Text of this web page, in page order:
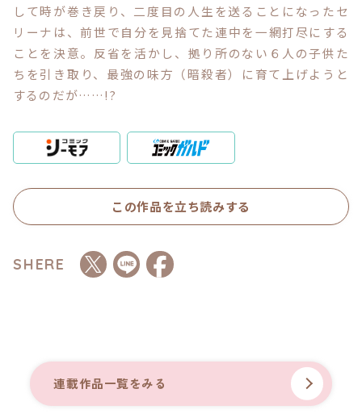
閉じる
して時が巻き戻り、二度目の人生を送ることになったセ
リーナは、前世で自分を見捨てた連中を一網打尽にする
ことを決意。反省を活かし、拠り所のない６人の子供た
ちを引き取り、最強の味方（暗殺者）に育て上げようと
するのだが……!?
この作品を立ち読みする
SHERE
連載作品一覧をみる